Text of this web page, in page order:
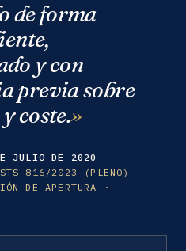
de forma
y con
previa sobre
coste.
JULIO DE 2020
STS 816/2023 (PLENO)
DE APERTURA ·